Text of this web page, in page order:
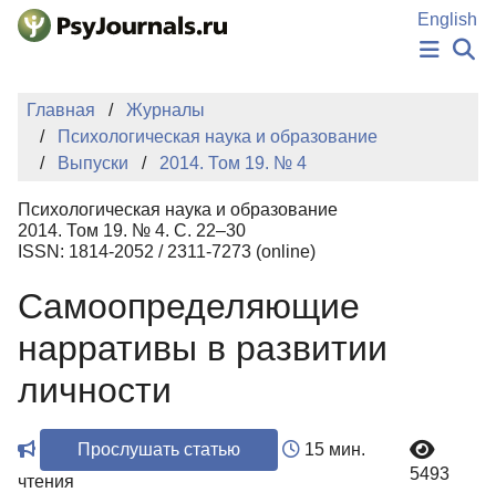
Перейти к основному содержанию
English
НОВОСТИ
ИЗДАНИЯ
АВТОРЫ
БАЗА ЗНАНИЙ
КЛЮЧЕВЫЕ СЛОВА
Регистрация
Главная
Журналы
Психологическая наука и образование
Выпуски
2014. Том 19. № 4
Психологическая наука и образование
2014. Том 19. № 4. С. 22–30
ISSN: 1814-2052 / 2311-7273 (online)
Самоопределяющие
нарративы в развитии
личности
Прослушать статью
15 мин.
чтения
5493